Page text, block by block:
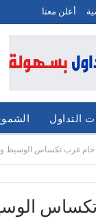
أعلن معنا
التداول
غرب تكساس الوسيط ويتم